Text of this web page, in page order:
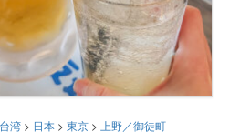
湾 > 日本 > 東京 > 上野／御徒町